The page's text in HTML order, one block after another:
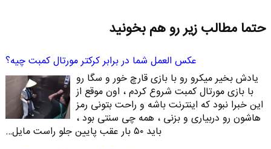
حتما مطالب زیر رو هم بخونید
عکس العمل شما در برابر کرکتر مورتال کمبت چیه؟
یادش بخیر میکرو رو با بازی قارچ خور و سگا رو
با بازی مورتال کمبت شروع کردم ، اون موقع از
این خبرا نبود که اینترنت باشه و راحت بتونی رمز
هاشون رو دربیاری و بزنی ، همه چی سنتی بود ،
باید ۵۰ بار عقب پایین جلو راست مایل…